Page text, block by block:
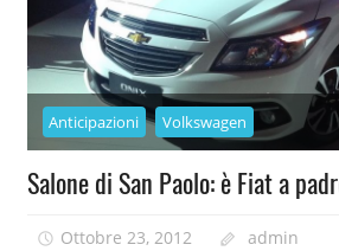
Anticipazioni Volkswagen
Salone di San Paolo: è Fiat a
Ottobre 23, 2012 admin